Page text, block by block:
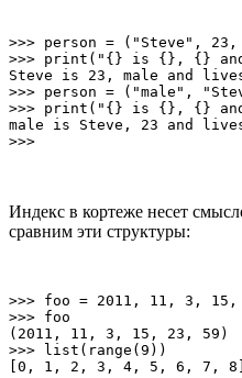
>>> person = ("Steve",
>>> print("{} is {}, {}
Steve is 23, male and
>>> person = ("male",
>>> print("{} is {}, {}
male is Steve, 23 and
Индекс в кортеже несет
сравним эти структуры:
>>> foo = 2011, 11, 3, 15,
>>> foo
(2011, 11, 3, 15, 23,
>>> list(range(9))
[0, 1, 2, 3, 4, 5, 6,